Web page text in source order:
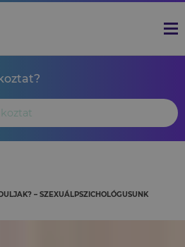
– SZEXUÁLPSZICHOLÓGUSUNK